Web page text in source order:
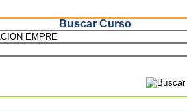
Buscar Curso